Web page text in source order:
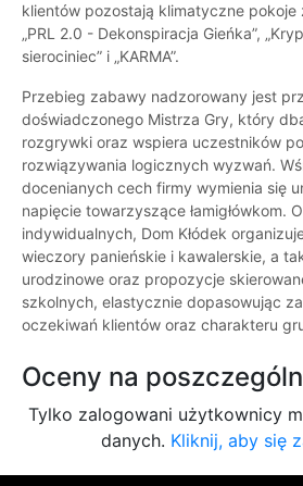
klientów pozostają klimatyczne pokoje
„PRL 2.0 - Dekonspiracja Gieńka”,
sierociniec” i „KARMA”.
Przebieg zabawy nadzorowany jest
doświadczonego Mistrza Gry, który
rozgrywki oraz wspiera uczestników
rozwiązywania logicznych wyzwań.
docenianych cech firmy wymienia się
napięcie towarzyszące łamigłówkom.
indywidualnych, Dom Kłódek
wieczory panieńskie i kawalerskie, a
urodzinowe oraz propozycje
szkolnych, elastycznie dopasowując
oczekiwań klientów oraz charakteru
Oceny na
Tylko zalogowani użytkownicy
danych. Kliknij, aby się